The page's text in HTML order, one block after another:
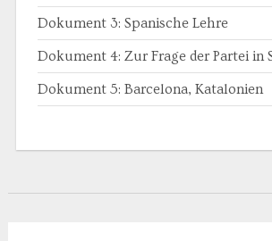
Dokument 3: Spanische Lehre
Dokument 4: Zur Frage der Partei in
Dokument 5: Barcelona, Katalonien